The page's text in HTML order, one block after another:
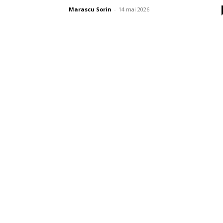
Marascu Sorin - 14 mai 2026